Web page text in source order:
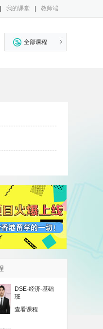
我的课堂 教师端
全部课程
DSE-经济-基础
班
查看课程